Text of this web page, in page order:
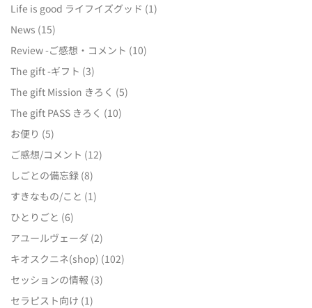
Life is good ライフイズグッド (1)
News (15)
Review -ご感想・コメント (10)
The gift -ギフト (3)
The gift Mission きろく (5)
The gift PASS きろく (10)
お便り (5)
ご感想/コメント (12)
しごとの備忘録 (8)
すきなもの/こと (1)
ひとりごと (6)
アユールヴェーダ (2)
キオスクニネ(shop) (102)
セッションの情報 (3)
セラピスト向け (1)